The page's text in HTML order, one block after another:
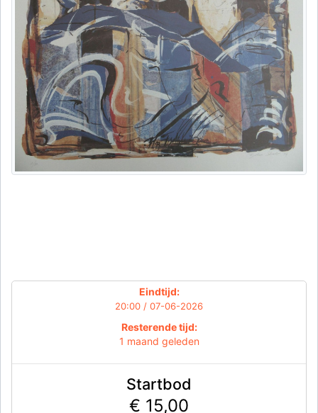
Eindtijd:
20:00 / 07-06-2026
Resterende tijd:
1 maand geleden
Startbod
€ 15,00